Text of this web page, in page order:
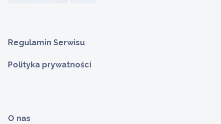
Regulamin Serwisu
Polityka prywatności
O nas